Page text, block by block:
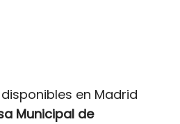
en Madrid
Municipal de